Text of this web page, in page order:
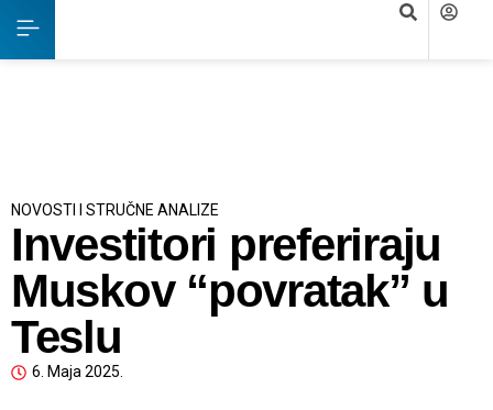
NOVOSTI I STRUČNE ANALIZE
Investitori preferiraju
Muskov “povratak” u
Teslu
6. Maja 2025.